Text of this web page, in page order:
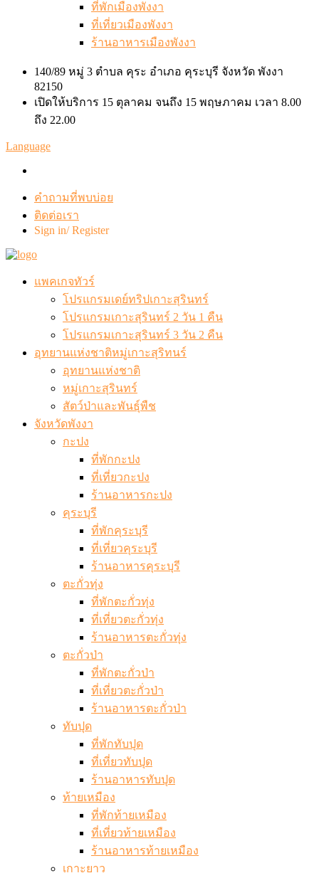
ที่พักเมืองพังงา
ที่เที่ยวเมืองพังงา
ร้านอาหารเมืองพังงา
140/89 หมู่ 3 ตำบล คุระ อำเภอ คุระบุรี จังหวัด พังงา
82150
เปิดให้บริการ 15 ตุลาคม จนถึง 15 พฤษภาคม เวลา 8.00
ถึง 22.00
Language
คำถามที่พบบ่อย
ติดต่อเรา
Sign in/ Register
แพคเกจทัวร์
โปรแกรมเดย์ทริปเกาะสุรินทร์
โปรแกรมเกาะสุรินทร์ 2 วัน 1 คืน
โปรแกรมเกาะสุรินทร์ 3 วัน 2 คืน
อุทยานแห่งชาติหมู่เกาะสุริทนร์
อุทยานแห่งชาติ
หมู่เกาะสุรินทร์
สัตว์ป่าและพันธุ์พืช
จังหวัดพังงา
กะปง
ที่พักกะปง
ที่เที่ยวกะปง
ร้านอาหารกะปง
คุระบุรี
ที่พักคุระบุรี
ที่เที่ยวคุระบุรี
ร้านอาหารคุระบุรี
ตะกั่วทุ่ง
ที่พักตะกั่วทุ่ง
ที่เที่ยวตะกั่วทุ่ง
ร้านอาหารตะกั่วทุ่ง
ตะกั่วป่า
ที่พักตะกั่วป่า
ที่เที่ยวตะกั่วป่า
ร้านอาหารตะกั่วป่า
ทับปุด
ที่พักทับปุด
ที่เที่ยวทับปุด
ร้านอาหารทับปุด
ท้ายเหมือง
ที่พักท้ายเหมือง
ที่เที่ยวท้ายเหมือง
ร้านอาหารท้ายเหมือง
เกาะยาว